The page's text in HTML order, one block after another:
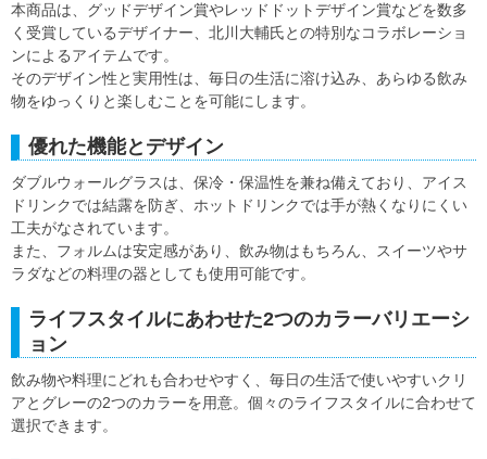
本商品は、グッドデザイン賞やレッドドットデザイン賞などを数多
く受賞しているデザイナー、北川大輔氏との特別なコラボレーショ
ンによるアイテムです。
そのデザイン性と実用性は、毎日の生活に溶け込み、あらゆる飲み
物をゆっくりと楽しむことを可能にします。
優れた機能とデザイン
ダブルウォールグラスは、保冷・保温性を兼ね備えており、アイス
ドリンクでは結露を防ぎ、ホットドリンクでは手が熱くなりにくい
工夫がなされています。
また、フォルムは安定感があり、飲み物はもちろん、スイーツやサ
ラダなどの料理の器としても使用可能です。
ライフスタイルにあわせた2つのカラーバリエーシ
ョン
飲み物や料理にどれも合わせやすく、毎日の生活で使いやすいクリ
アとグレーの2つのカラーを用意。個々のライフスタイルに合わせて
選択できます。